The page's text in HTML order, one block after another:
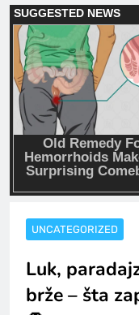
UNCATEGORIZED
Luk,
brže – šta